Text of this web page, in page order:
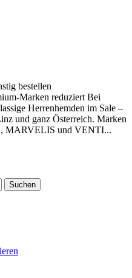
bestellen
Marken reduziert Bei
Herrenhemden im Sale –
und ganz Österreich. Marken
MARVELIS und VENTI...
Suchen